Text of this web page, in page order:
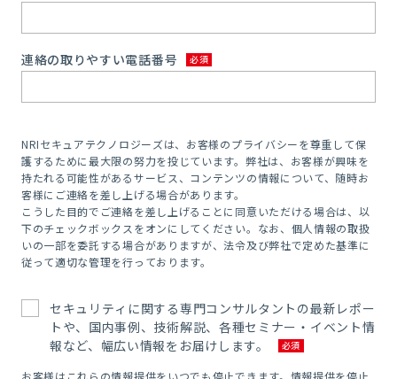
連絡の取りやすい電話番号
NRIセキュアテクノロジーズは、お客様のプライバシーを尊重して保
護するために最大限の努力を投じています。弊社は、お客様が興味を
持たれる可能性があるサービス、コンテンツの情報について、随時お
客様にご連絡を差し上げる場合があります。
こうした目的でご連絡を差し上げることに同意いただける場合は、以
下のチェックボックスをオンにしてください。なお、個人情報の取扱
いの一部を委託する場合がありますが、法令及び弊社で定めた基準に
従って適切な管理を行っております。
セキュリティに関する専門コンサルタントの最新レポー
トや、国内事例、技術解説、各種セミナー・イベント情
報など、幅広い情報をお届けします。
お客様はこれらの情報提供をいつでも停止できます。情報提供を停止